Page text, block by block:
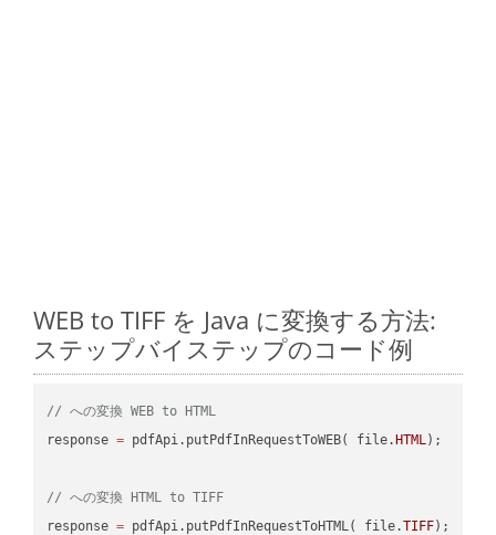
WEB to TIFF を Java に変換する方法:
ステップバイステップのコード例
// への変換 WEB to HTML
response = pdfApi.putPdfInRequestToWEB( file. HTML);
// への変換 HTML to TIFF
response = pdfApi.putPdfInRequestToHTML( file.TIFF